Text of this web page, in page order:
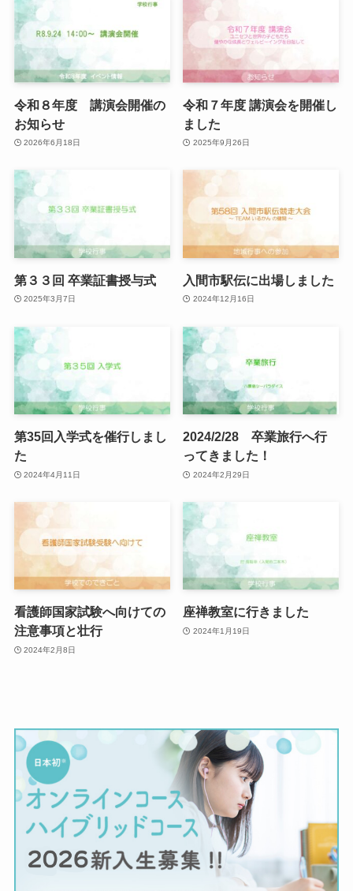
令和８年度 講演会開催の
お知らせ
2026年6月18日
令和７年度 講演会を開催し
ました
2025年9月26日
第３３回 卒業証書授与式
2025年3月7日
入間市駅伝に出場しました
2024年12月16日
第35回入学式を催行しまし
た
2024年4月11日
2024/2/28 卒業旅行へ行
ってきました！
2024年2月29日
看護師国家試験へ向けての
注意事項と壮行
2024年2月8日
座禅教室に行きました
2024年1月19日